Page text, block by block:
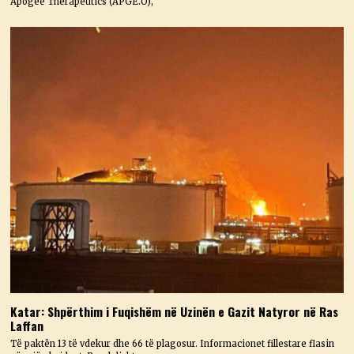
Katar: Shpërthim i Fuqishëm në Uzinën e Gazit Natyror në Ras
Laffan
Të paktën 13 të vdekur dhe 66 të plagosur. Informacionet fillestare flasin